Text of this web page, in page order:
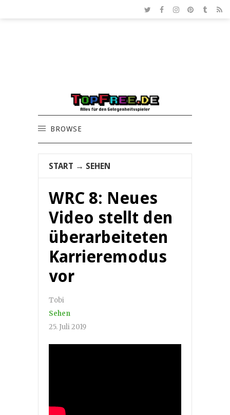
BROWSE
START → SEHEN
WRC 8: Neues
Video stellt den
überarbeiteten
Karrieremodus
vor
Tobi
Sehen
25. Juli 2019